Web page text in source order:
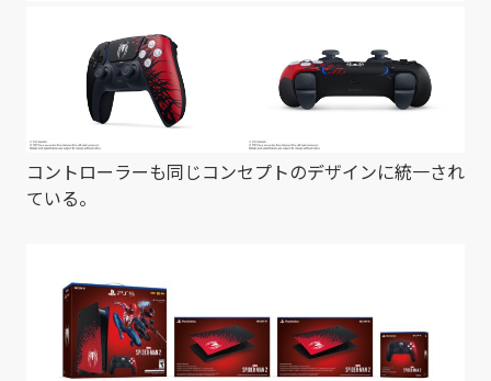
コントローラーも同じコンセプトのデザインに統一され
ている。